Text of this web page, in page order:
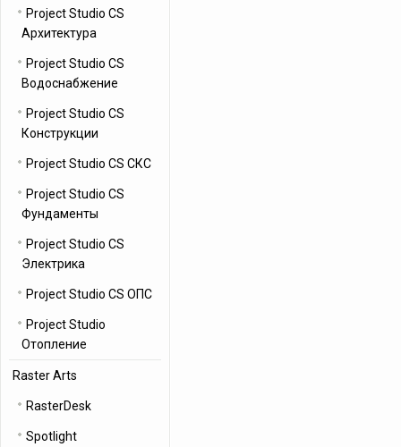
Project Studio CS
Архитектура
Project Studio CS
Водоснабжение
Project Studio CS
Конструкции
Project Studio CS СКС
Project Studio CS
Фундаменты
Project Studio CS
Электрика
Project Studio CS ОПС
Project Studio
Отопление
Raster Arts
RasterDesk
Spotlight